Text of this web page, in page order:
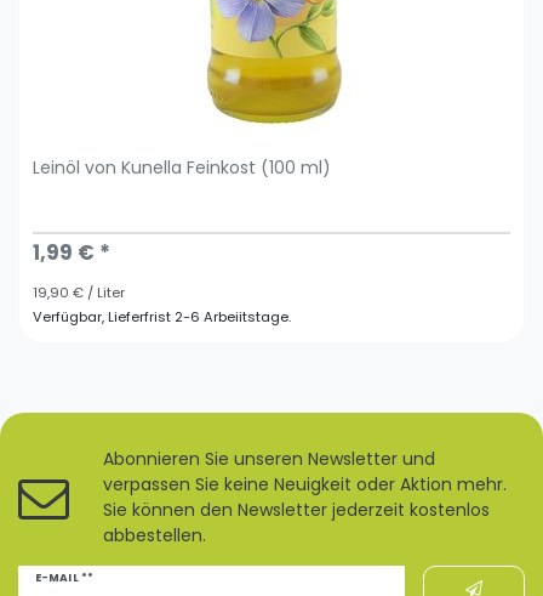
Leinöl von Kunella Feinkost (100 ml)
1,99 € *
19,90 € / Liter
Verfügbar, Lieferfrist 2-6 Arbeiitstage.
Abonnieren Sie unseren Newsletter und
verpassen Sie keine Neuigkeit oder Aktion mehr.
Sie können den Newsletter jederzeit kostenlos
abbestellen.
E-MAIL **
Newsletter